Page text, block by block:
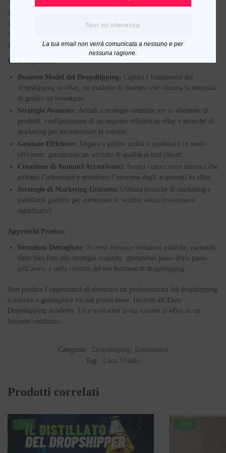
“Ebay Dropshipping Academy 3.0” è un corso completo che ti guida a
diventare un esperto nel dropshipping su eBay, permettendoti di avviare
un business di successo senza alcun investimento iniziale. Questo corso è
ideale per chiunque voglia esplorare le opportunità di dropshipping su
eBay e costruire un’attività redditizia.
Cosa Imparerai:
Business Model del Dropshipping: Capisci i fondamenti del
dropshipping su eBay, un modello di business che elimina la necessità
di gestire un inventario.
Strategie Avanzate: Accedi a strategie avanzate per la selezione di
prodotti, configurazione di un negozio efficace su eBay e tecniche di
marketing per incrementare le vendite.
Gestione Efficiente:
Impara a gestire ordini e spedizioni in modo
efficiente, garantendo un servizio di qualità ai tuoi clienti.
Creazione di Annunci Accattivanti: Scopri come creare annunci che
attirano l’attenzione e stimolano l’interesse degli acquirenti su eBay.
Strategie di Marketing Gratuite: Utilizza tecniche di marketing e
pubblicità gratuite per aumentare le vendite senza investimenti
significativi.
Approccio Pratico:
Istruzioni Dettagliate:
Il corso fornisce istruzioni pratiche, partendo
dalle basi fino alle strategie avanzate, guidandoti passo dopo passo
nell’avvio e nella crescita del tuo business di dropshipping.
Non perdere l’opportunità di diventare un professionista del dropshipping
e iniziare a guadagnare fin dal primo mese. Iscriviti all’Ebay
Dropshipping Academy 3.0 e trasforma la tua visione di eBay in un
business redditizio.
Categorie: Dropshipping
Ecommerce
Tag:
Luca Vitiello
Prodotti correlati
-96% -92%
Non mi interessa
La tua email non verrà comunicata a nessuno e per
nessuna ragione.